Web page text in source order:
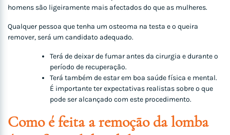
homens são ligeiramente mais afectados do que as mulheres.
Qualquer pessoa que tenha um osteoma na testa e o queira
remover, será um candidato adequado.
Terá de deixar de fumar antes da cirurgia e durante o
período de recuperação.
Terá também de estar em boa saúde física e mental.
É importante ter expectativas realistas sobre o que
pode ser alcançado com este procedimento.
Como é feita a remoção da lomba